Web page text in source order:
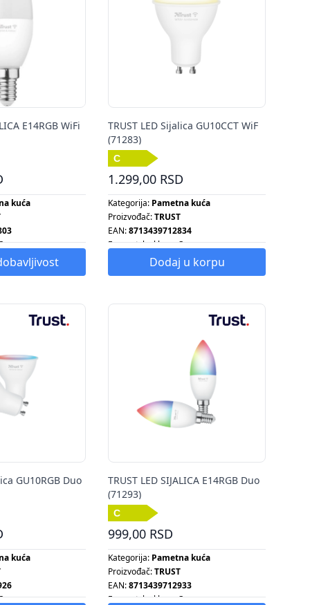
E14RGB WiFi
kuća
TRUST LED Sijalica GU10CCT WiF
(71283)
1.299,00 RSD
Kategorija: Pametna kuća
Proizvođač:TRUST
EAN:8713439712834
Energetska klasa:C
Energetska klasa:A+
Snaga:
Dodaj u korpu
GU10RGB Duo
kuća
TRUST LED SIJALICA E14RGB Duo
(71293)
999,00 RSD
Kategorija: Pametna kuća
Proizvođač:TRUST
EAN:8713439712933
Energetska klasa:C